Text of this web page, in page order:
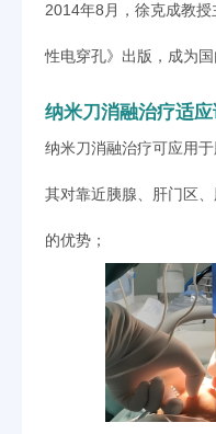
2014年8月，徐克成教
性电穿孔》出版，成为
纳米刀消融治疗适
纳米刀消融治疗可应用
其对靠近胰腺、肝门区
的优势；